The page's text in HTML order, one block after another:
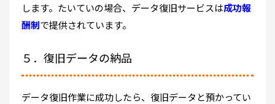
します。たいていの場合、データ復旧サービスは成功報
酬制で提供されています。
５．復旧データの納品
データ復旧作業に成功したら、復旧データと預かってい